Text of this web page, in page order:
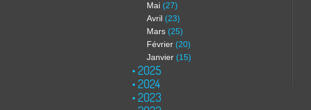
Mai (27)
Avril (23)
Mars (25)
Février (20)
Janvier (15)
2025
2024
2023